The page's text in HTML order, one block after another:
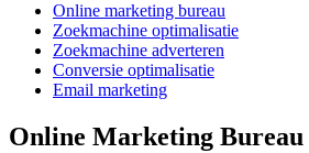
Online marketing bureau
Zoekmachine optimalisatie
Zoekmachine adverteren
Conversie optimalisatie
Email marketing
Online Marketing Bureau